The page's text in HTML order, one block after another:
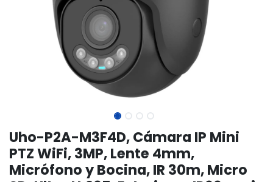
Uho-P2A-M3F4D, Cámara IP Mini
PTZ WiFi, 3MP, Lente 4mm,
Micrófono y Bocina, IR 30m, Micro